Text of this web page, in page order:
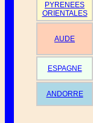
PYRENEES
ORIENTALES
AUDE
ESPAGNE
ANDORRE